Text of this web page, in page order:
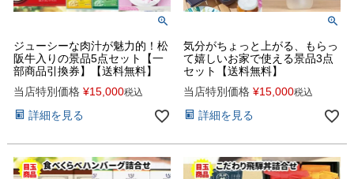
ジューシーな肉汁が魅力的！松
阪牛入りの景品5点セット【一
部商品引換券】【送料無料】
当店特別価格 ¥15,000税込
詳細を見る
気分がちょっと上がる、もらっ
て嬉しいお家で使える景品3点
セット【送料無料】
当店特別価格 ¥15,000税込
詳細を見る